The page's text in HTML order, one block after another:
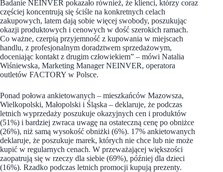
Badanie NEINVER pokazało również, że klienci, którzy coraz
częściej koncentrują się ściśle na konkretnych celach
zakupowych, latem dają sobie więcej swobody, poszukując
okazji produktowych i cenowych w dość szerokich ramach.
Co ważne, czerpią przyjemność z kupowania w miejscach
handlu, z profesjonalnym doradztwem sprzedażowym,
doceniając kontakt z drugim człowiekiem” – mówi Natalia
Wiśniewska, Marketing Manager NEINVER, operatora
outletów FACTORY w Polsce.
Ponad połowa ankietowanych – mieszkańców Mazowsza,
Wielkopolski, Małopolski i Śląska – deklaruje, że podczas
letnich wyprzedaży poszukuje okazyjnych cen i produktów
(51%) i bardziej zwraca uwagę na ostateczną cenę po obniżce
(26%), niż samą wysokość obniżki (6%). 17% ankietowanych
deklaruje, że poszukuje marek, których nie chce lub nie może
kupić w regularnych cenach. W przeważającej większości
zaopatrują się w rzeczy dla siebie (69%), później dla dzieci
(16%). Rzadko podczas letnich promocji kupują prezenty.